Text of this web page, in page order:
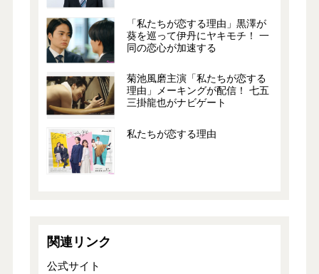
「私たちが恋する理由」黒澤が
葵を巡って伊丹にヤキモチ！ 一
同の恋心が加速する
菊池風磨主演「私たちが恋する
理由」メーキングが配信！ 七五
三掛龍也がナビゲート
私たちが恋する理由
関連リンク
公式サイト